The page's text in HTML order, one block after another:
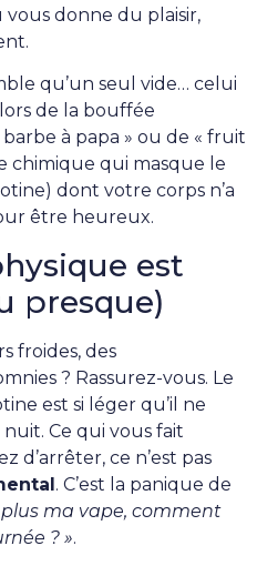
donne du plaisir,
qu’un seul vide… celui
de la bouffée
à papa » ou de « fruit
chimique qui masque le
dont votre corps n’a
être heureux.
est
presque)
froides, des
? Rassurez-vous. Le
est si léger qu’il ne
Ce qui vous fait
d’arrêter, ce n’est pas
. C’est la panique de
plus ma vape, comment
? ».